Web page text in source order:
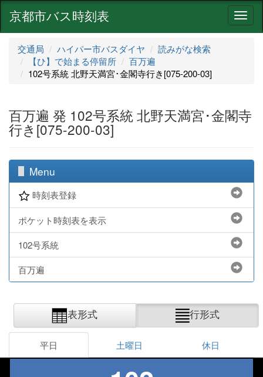
ナ
ビ
京都市バス時刻表
交通局 ハイパー市バスダイヤ
読みがな検索
【ひ】で始まる停留所
百万遍
102号系統 北野天満宮･金閣寺行き[075-200-03]
百万遍 発 102号系統 北野天満宮･金閣寺
行き[075-200-03]
Menu
時刻表登録
ポケット時刻表を表示
102号系統
百万遍
表形式 行形式
平日 土曜日 休日